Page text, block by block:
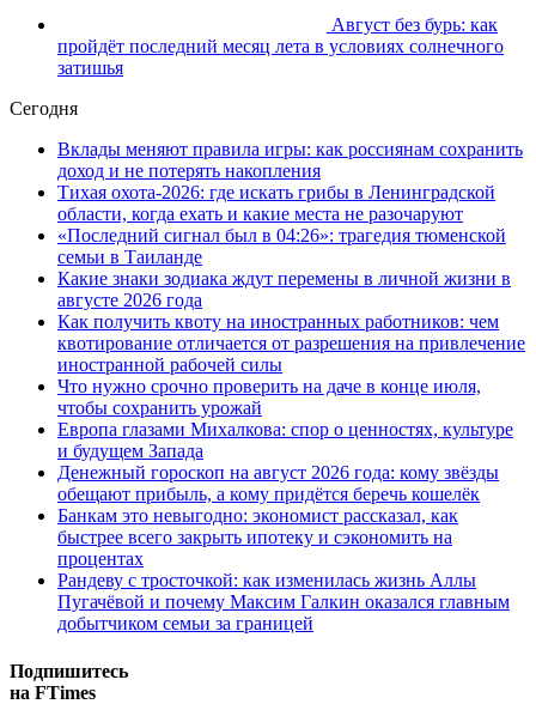
Август без бурь: как
пройдёт последний месяц лета в условиях солнечного
затишья
Сегодня
Вклады меняют правила игры: как россиянам сохранить
доход и не потерять накопления
Тихая охота-2026: где искать грибы в Ленинградской
области, когда ехать и какие места не разочаруют
«Последний сигнал был в 04:26»: трагедия тюменской
семьи в Таиланде
Какие знаки зодиака ждут перемены в личной жизни в
августе 2026 года
Как получить квоту на иностранных работников: чем
квотирование отличается от разрешения на привлечение
иностранной рабочей силы
Что нужно срочно проверить на даче в конце июля,
чтобы сохранить урожай
Европа глазами Михалкова: спор о ценностях, культуре
и будущем Запада
Денежный гороскоп на август 2026 года: кому звёзды
обещают прибыль, а кому придётся беречь кошелёк
Банкам это невыгодно: экономист рассказал, как
быстрее всего закрыть ипотеку и сэкономить на
процентах
Рандеву с тросточкой: как изменилась жизнь Аллы
Пугачёвой и почему Максим Галкин оказался главным
добытчиком семьи за границей
Подпишитесь
на FTimes